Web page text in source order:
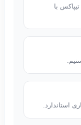
با
استاندارد.